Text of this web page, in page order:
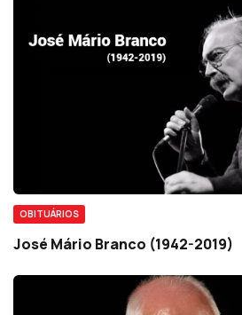
OBITUÁRIOS
José Mário Branco (1942-2019)